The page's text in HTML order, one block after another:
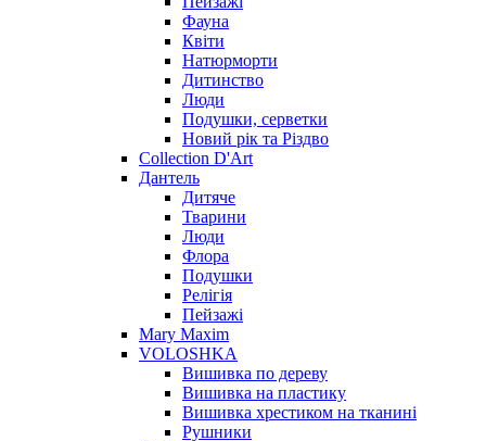
Фауна
Квіти
Натюрморти
Дитинство
Люди
Подушки, серветки
Новий рік та Різдво
Collection D'Art
Дантель
Дитяче
Тварини
Люди
Флора
Подушки
Релігія
Пейзажі
Mary Maxim
VOLOSHKA
Вишивка по дереву
Вишивка на пластику
Вишивка хрестиком на тканині
Рушники